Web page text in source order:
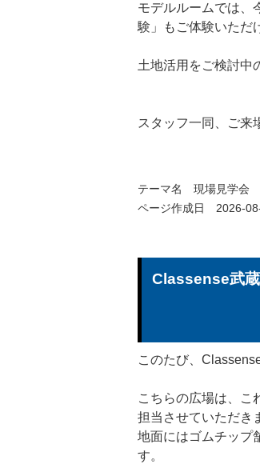
モデルルームでは、
験」もご体験いただ
土地活用をご検討中
スタッフ一同、ご来
テーマ名 現場見学会
ページ作成日 2026-
Classense武蔵
このたび、
こちらの広場は、こ
担当させていただき
地面にはゴムチップ
す。